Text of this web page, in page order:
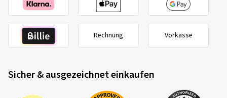
Rechnung Vorkasse
Sicher & ausgezeichnet einkaufen